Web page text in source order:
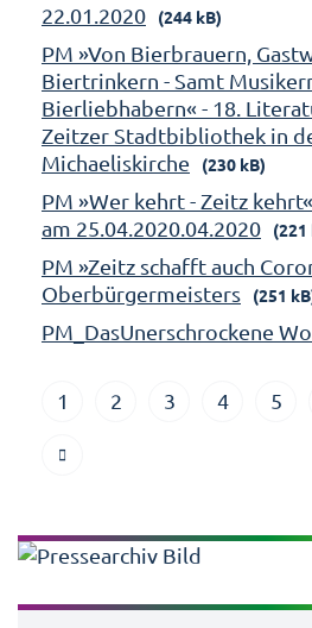
22.01.2020 (244 kB)
PM »Von Bierbrauern,
Biertrinkern - Samt
Bierliebhabern« - 18.
Zeitzer Stadtbibliothek in
Michaeliskirche
(230 kB)
PM »Wer kehrt - Zeitz
am 25.04.2020.04.2020
(221
PM »Zeitz schafft auch
Oberbürgermeisters
(251
PM_DasUnerschrockene
1 2 3 4 5